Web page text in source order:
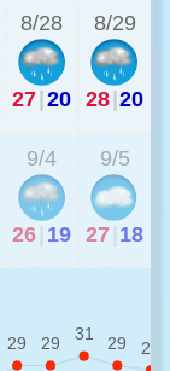
8/28
27|20
8/29
28|20
9/4
26 19
9/5
27 18